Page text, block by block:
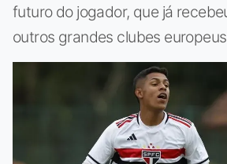
futuro do jogador, que já
outros grandes clubes